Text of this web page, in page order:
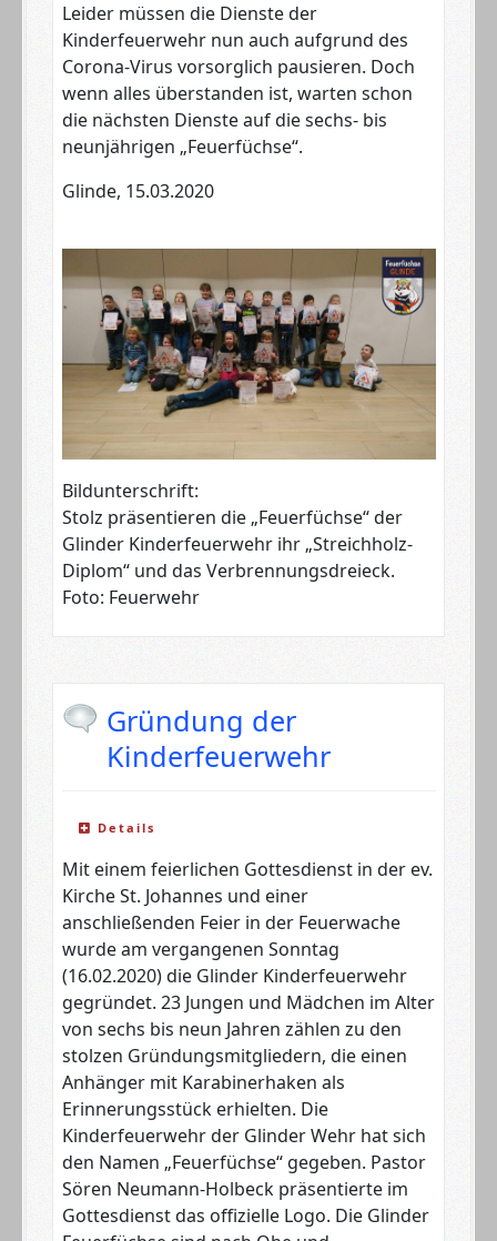
Leider müssen die Dienste der
Kinderfeuerwehr nun auch aufgrund des
Corona-Virus vorsorglich pausieren. Doch
wenn alles überstanden ist, warten schon
die nächsten Dienste auf die sechs- bis
neunjährigen „Feuerfüchse“.
Glinde, 15.03.2020
Bildunterschrift:
Stolz präsentieren die „Feuerfüchse“ der
Glinder Kinderfeuerwehr ihr „Streichholz-
Diplom“ und das Verbrennungsdreieck.
Foto: Feuerwehr
Gründung der
Kinderfeuerwehr
Details
Mit einem feierlichen Gottesdienst in der ev.
Kirche St. Johannes und einer
anschließenden Feier in der Feuerwache
wurde am vergangenen Sonntag
(16.02.2020) die Glinder Kinderfeuerwehr
gegründet. 23 Jungen und Mädchen im Alter
von sechs bis neun Jahren zählen zu den
stolzen Gründungsmitgliedern, die einen
Anhänger mit Karabinerhaken als
Erinnerungsstück erhielten. Die
Kinderfeuerwehr der Glinder Wehr hat sich
den Namen „Feuerfüchse“ gegeben. Pastor
Sören Neumann-Holbeck präsentierte im
Gottesdienst das offizielle Logo. Die Glinder